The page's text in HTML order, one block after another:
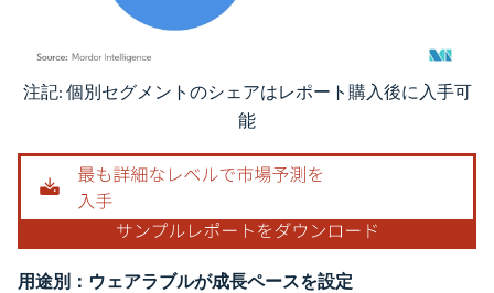
画像 © Mordor Intelligence。再利用にはCC BY 4.0の表示が必要です。
注記: 個別セグメントのシェアはレポート購入後に入手可
能
用途別：ウェアラブルが成長ペースを設定